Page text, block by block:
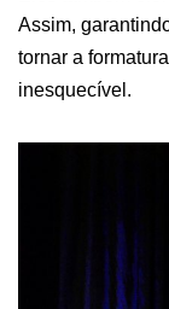
Assim,
tornar a
inesquecível.